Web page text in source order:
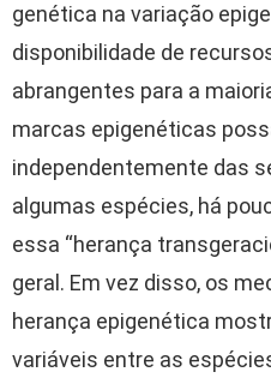
genética na variação
disponibilidade de
abrangentes para a
marcas epigenéticas
independentemente das
algumas espécies, há
essa “herança
geral. Em vez disso, os
herança epigenética
variáveis entre as